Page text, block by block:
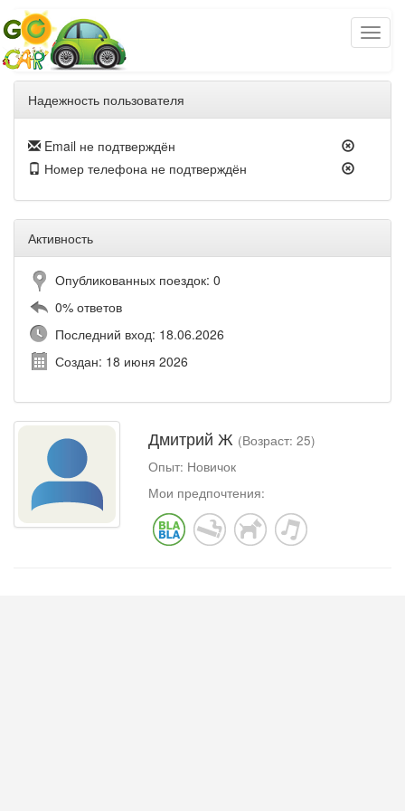
Надежность пользователя
Email не подтверждён
Номер телефона не подтверждён
Активность
Опубликованных поездок: 0
0% ответов
Последний вход: 18.06.2026
Создан: 18 июня 2026
Дмитрий Ж (Возраст: 25)
Опыт: Новичок
Мои предпочтения: